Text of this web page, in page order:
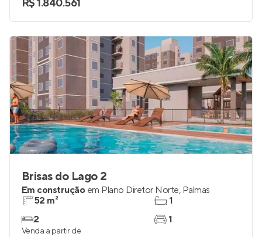
R$ 1.840.561
Brisas do Lago 2
Em construção em Plano Diretor Norte, Palmas
52 m²
2
1
1
Venda a partir de